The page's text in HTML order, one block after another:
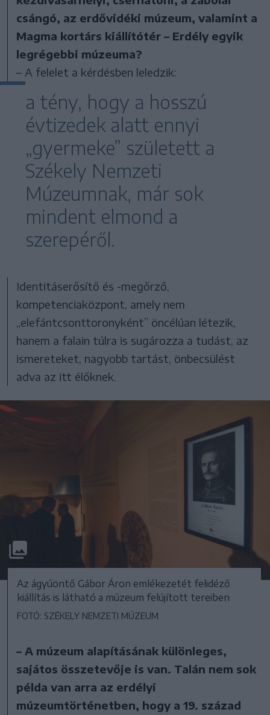
csángó, az erdővidéki múzeum, valamint a
Magma kortárs kiállítótér – Erdély egyik
legrégebbi múzeuma?
– A felelet a kérdésben leledzik:
a tény, hogy a hosszú
évtizedek alatt ennyi
„gyermeke” született a
Székely Nemzeti
Múzeumnak, már sok
mindent elmond a
szerepéről.
Identitáserősítő és -megőrző,
kompetenciaközpont, amely nem
„elefántcsonttoronyként” öncélúan létezik,
hanem a falain túlra is sugározza a tudást, az
ismereteket, nagyobb tartást, önbecsülést
adva az itt élőknek.
Az ágyúöntő Gábor Áron emlékezetét felidéző
kiállítás is látható a múzeum felújított tereiben
FOTÓ: SZÉKELY NEMZETI MÚZEUM
– A múzeum alapításának különleges,
sajátos összetevője is van. Talán nem sok
példa van arra az erdélyi
múzeumtörténetben, hogy a 19. század